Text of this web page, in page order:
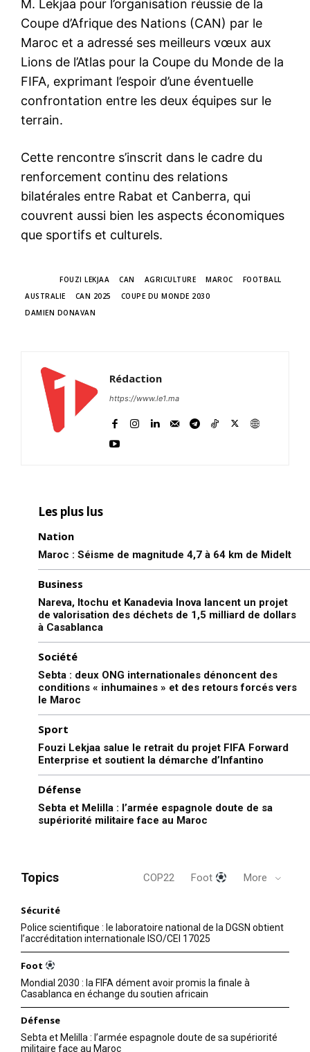
M. Lekjaa pour l’organisation réussie de la
Coupe d’Afrique des Nations (CAN) par le
Maroc et a adressé ses meilleurs vœux aux
Lions de l’Atlas pour la Coupe du Monde de la
FIFA, exprimant l’espoir d’une éventuelle
confrontation entre les deux équipes sur le
terrain.
Cette rencontre s’inscrit dans le cadre du
renforcement continu des relations
bilatérales entre Rabat et Canberra, qui
couvrent aussi bien les aspects économiques
que sportifs et culturels.
FOUZI LEKJAA CAN AGRICULTURE MAROC
FOOTBALL
AUSTRALIE
CAN 2025
COUPE DU MONDE 2030
DAMIEN DONAVAN
Rédaction
https://www.le1.ma
Les plus lus
Nation
Maroc : Séisme de magnitude 4,7 à 64 km de Midelt
Business
Nareva, Itochu et Kanadevia Inova lancent un projet
de valorisation des déchets de 1,5 milliard de dollars
à Casablanca
Société
Sebta : deux ONG internationales dénoncent des
conditions « inhumaines » et des retours forcés vers
le Maroc
Sport
Fouzi Lekjaa salue le retrait du projet FIFA Forward
Enterprise et soutient la démarche d’Infantino
Défense
Sebta et Melilla : l’armée espagnole doute de sa
supériorité militaire face au Maroc
Topics COP22 Foot More
Sécurité
Police scientifique : le laboratoire national de la DGSN obtient
l’accréditation internationale ISO/CEI 17025
Foot
Mondial 2030 : la FIFA dément avoir promis la finale à
Casablanca en échange du soutien africain
Défense
Sebta et Melilla : l’armée espagnole doute de sa supériorité
militaire face au Maroc